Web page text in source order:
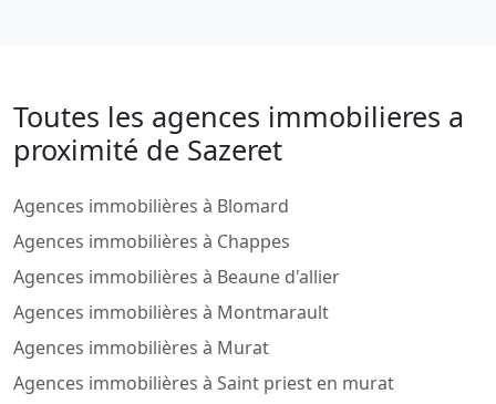
Toutes les agences immobilieres a
proximité de Sazeret
Agences immobilières à Blomard
Agences immobilières à Chappes
Agences immobilières à Beaune d'allier
Agences immobilières à Montmarault
Agences immobilières à Murat
Agences immobilières à Saint priest en murat